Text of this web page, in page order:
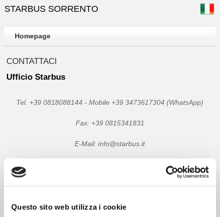
Questo sito web utilizza i cookie
STARBUS SORRENTO
Homepage
CONTATTACI
Ufficio Starbus
Tel. +39 0818088144 - Mobile +39 3473617304 (WhatsApp)
Fax: +39 0815341831
E-Mail: info@starbus.it